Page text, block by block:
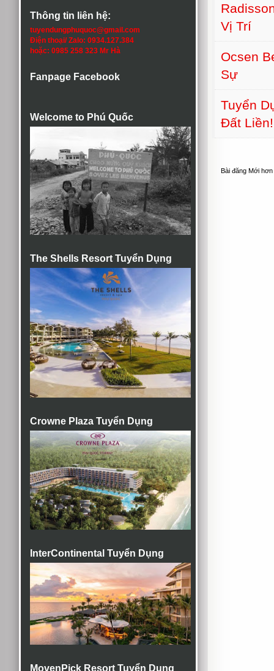
Thông tin liên hệ:
tuyendungphuquoc@gmail.com
Điện thoại/ Zalo: 0934.127.384
hoặc: 0985 258 323 Mr Hà
Fanpage Facebook
Welcome to Phú Quốc
The Shells Resort Tuyển Dụng
Crowne Plaza Tuyển Dụng
InterContinental Tuyển Dụng
MovenPick Resort Tuyển Dụng
Vị Trí
Ocsen
Sự
Tuyển
Đất
Bài đăng Mới hơn